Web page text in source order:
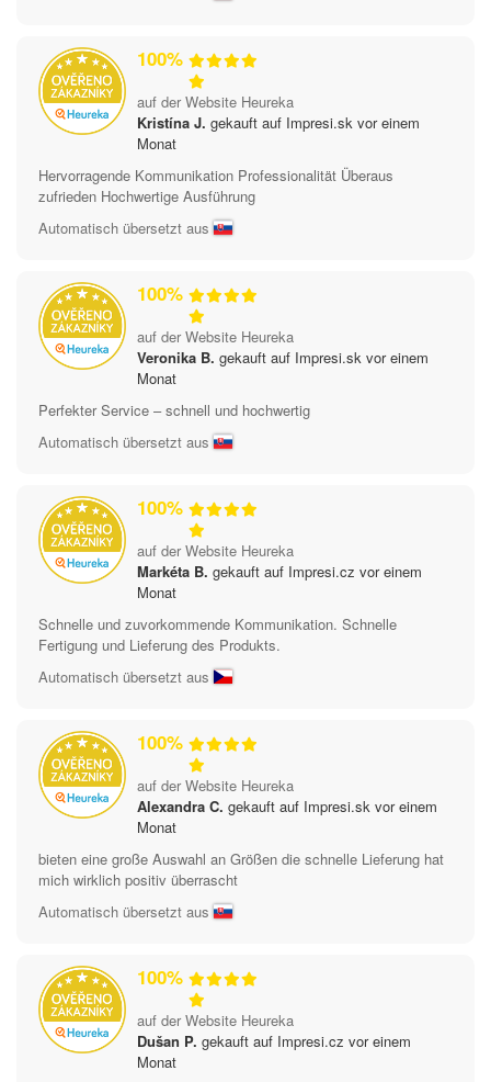
100%
auf der Website Heureka
Kristína J. gekauft auf Impresi.sk vor einem
Monat
Hervorragende Kommunikation Professionalität Überaus
zufrieden Hochwertige Ausführung
Automatisch übersetzt aus
100%
auf der Website Heureka
Veronika B. gekauft auf Impresi.sk vor einem
Monat
Perfekter Service – schnell und hochwertig
Automatisch übersetzt aus
100%
auf der Website Heureka
Markéta B. gekauft auf Impresi.cz vor einem
Monat
Schnelle und zuvorkommende Kommunikation. Schnelle
Fertigung und Lieferung des Produkts.
Automatisch übersetzt aus
100%
auf der Website Heureka
Alexandra C. gekauft auf Impresi.sk vor einem
Monat
bieten eine große Auswahl an Größen die schnelle Lieferung hat
mich wirklich positiv überrascht
Automatisch übersetzt aus
100%
auf der Website Heureka
Dušan P. gekauft auf Impresi.cz vor einem
Monat